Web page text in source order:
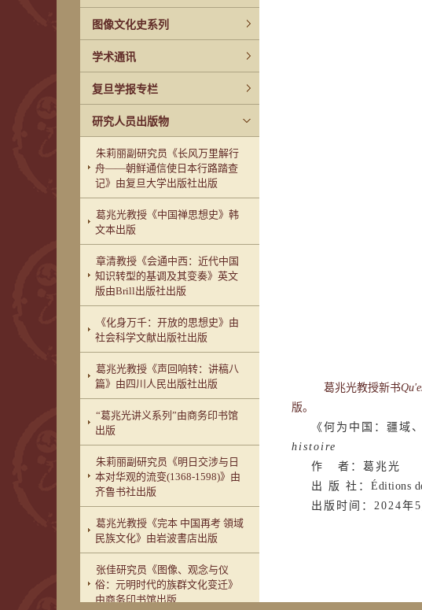
图像文化史系列
学术通讯
复旦学报专栏
研究人员出版物
朱莉丽副研究员《长风万里解行
舟——朝鲜通信使日本行路踏查
记》由复旦大学出版社出版
葛兆光教授《中国禅思想史》韩
文本出版
章清教授《会通中西：近代中国
知识转型的基调及其变奏》英文
版由Brill出版社出版
《化身万千：开放的思想史》由
社会科学文献出版社出版
葛兆光教授《声回响转：讲稿八
篇》由四川人民出版社出版
“葛兆光讲义系列”由商务印书馆
出版
朱莉丽副研究员《明日交涉与日
本对华观的流变(1368-1598)》由
齐鲁书社出版
葛兆光教授《完本 中国再考 領域
民族文化》由岩波書店出版
张佳研究员《图像、观念与仪
俗：元明时代的族群文化变迁》
由商务印书馆出版
葛兆光教授新书
版。
《何为中国：疆域
histoire
作 者：葛兆光
出 版 社：Éditions
出版时间：2024年5